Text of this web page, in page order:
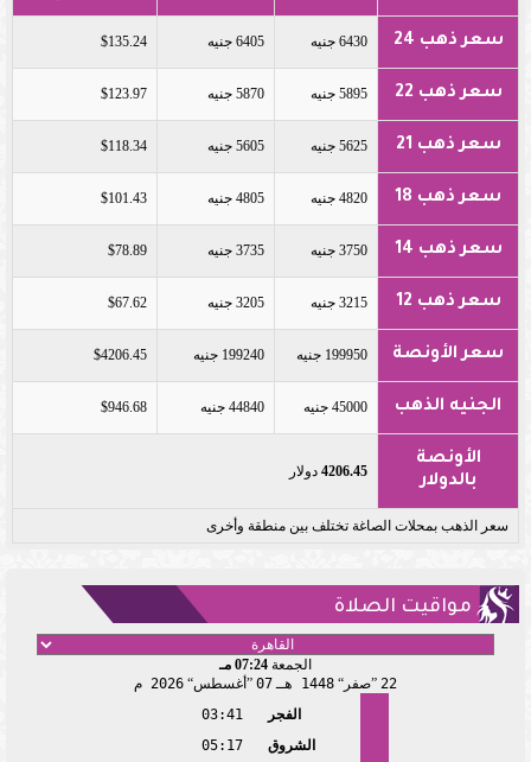
سعر ذهب 24 6430 جنيه 6405 جنيه $135.24
سعر ذهب 22 5895 جنيه 5870 جنيه $123.97
سعر ذهب 21 5625 جنيه 5605 جنيه $118.34
سعر ذهب 18 4820 جنيه 4805 جنيه $101.43
سعر ذهب 14 3750 جنيه 3735 جنيه $78.89
سعر ذهب 12 3215 جنيه 3205 جنيه $67.62
سعر الأونصة 199950 جنيه 199240 جنيه $4206.45
الجنيه الذهب 45000 جنيه 44840 جنيه $946.68
الأونصة
بالدولار
4206.45 دولار
سعر الذهب بمحلات الصاغة تختلف بين منطقة وأخرى
مواقيت الصلاة
الجمعة 07:24 مـ
22 صفر 1448 هـ 07 أغسطس 2026 م
الفجر
03:41
الشروق
05:17